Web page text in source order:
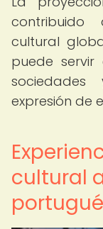
contribuido
cultural
puede
expresión de
cultural